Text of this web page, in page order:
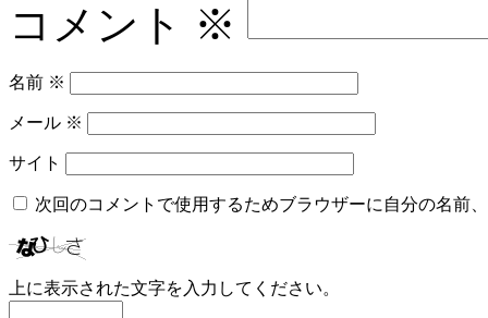
コメント ※
名前 ※
メール ※
サイト
次回のコメントで使用するためブラウザーに自分の名前
上に表示された文字を入力してください。